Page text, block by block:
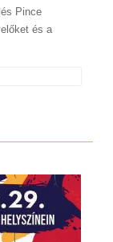
Pince
és a